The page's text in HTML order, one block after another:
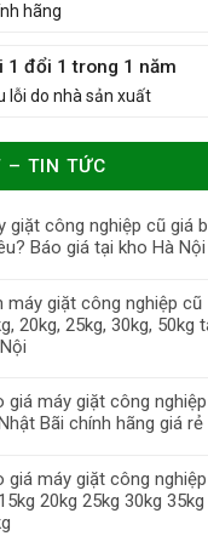
hãng
1 đổi 1 trong 1 năm
lỗi do nhà sản xuất
– TIN TỨC
giặt công nghiệp cũ giá
Báo giá tại kho Hà Nội
máy giặt công nghiệp cũ
20kg, 25kg, 30kg, 50kg
giá máy giặt công nghiệp
Bãi chính hãng giá rẻ
giá máy giặt công nghiệp
20kg 25kg 30kg 35kg